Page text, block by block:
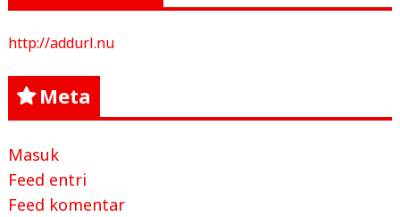
http://addurl.nu
Meta
Masuk
Feed entri
Feed komentar